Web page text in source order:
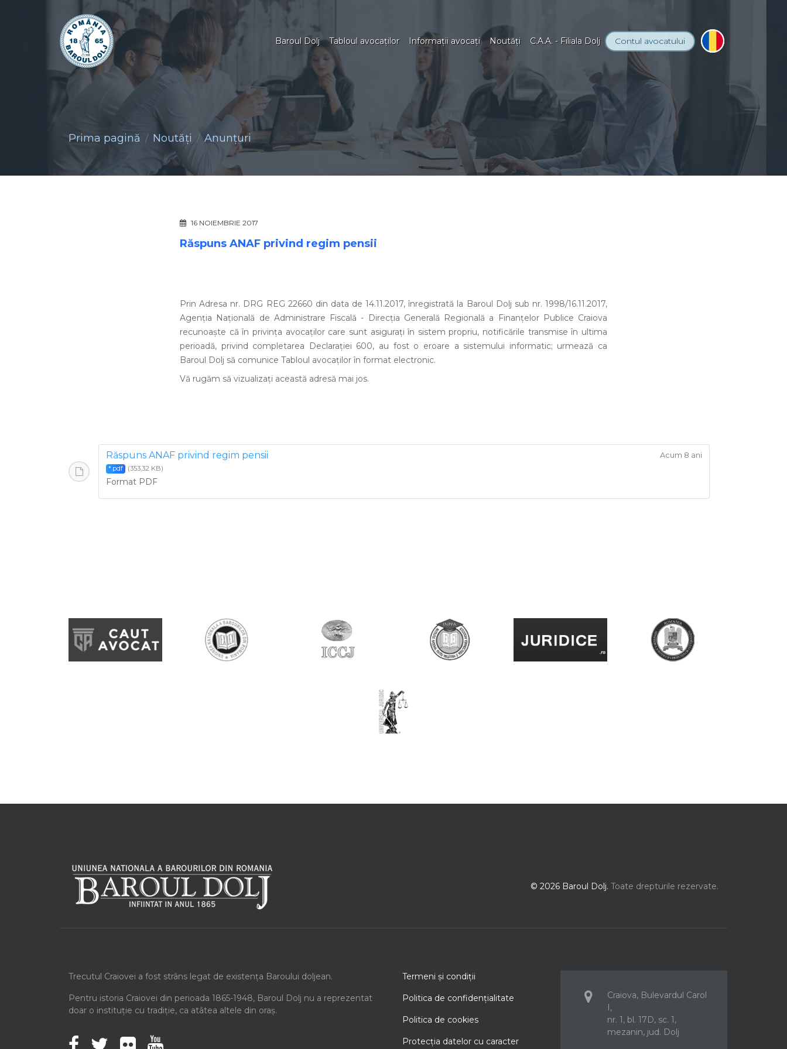
Baroul Dolj Tabloul avocaţilor Informaţii avocaţi Noutăţi C.A.A. - Filiala Dolj Contul avocatului
Prima pagină Noutăţi Anunţuri
16 NOIEMBRIE 2017
Răspuns ANAF privind regim pensii
Prin Adresa nr. DRG REG 22660 din data de 14.11.2017, înregistrată la Baroul Dolj sub nr. 1998/16.11.2017,
Agenţia Naţională de Administrare Fiscală - Direcţia Generală Regională a Finanţelor Publice Craiova
recunoaşte că în privinţa avocaţilor care sunt asiguraţi în sistem propriu, notificările transmise în ultima
perioadă, privind completarea Declaraţiei 600, au fost o eroare a sistemului informatic; urmează ca
Baroul Dolj să comunice Tabloul avocaţilor în format electronic.
Vă rugăm să vizualizaţi această adresă mai jos.
Răspuns ANAF privind regim pensii Acum 8 ani
*.pdf (353,32 KB)
Format PDF
© 2026 Baroul Dolj. Toate drepturile rezervate.
Trecutul Craiovei a fost strâns legat de existența Baroului doljean.
Pentru istoria Craiovei din perioada 1865-1948, Baroul Dolj nu a reprezentat
doar o instituție cu tradiție, ca atâtea altele din oraș.
Termeni şi condiţii
Politica de confidenţialitate
Politica de cookies
Protecţia datelor cu caracter
Craiova, Bulevardul Carol
I,
nr. 1, bl. 17D, sc. 1,
mezanin, jud. Dolj